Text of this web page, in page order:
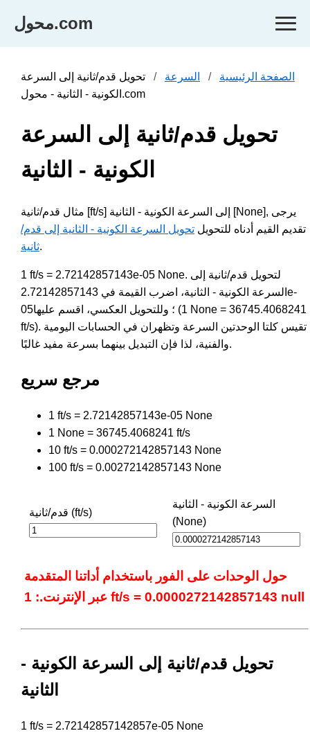
محول.com
الصفحة الرئيسية السرعة
تحويل قدم/ثانية إلى السرعة
الكونية - الثانية - محول.com
تحويل قدم/ثانية إلى السرعة
الكونية - الثانية
مثال قدم/ثانية [ft/s] إلى السرعة الكونية - الثانية [None], يرجى
تقديم القيم أدناه للتحويل تحويل السرعة الكونية - الثانية إلى قدم/
ثانية.
1 ft/s = 2.72142857143e-05 None. لتحويل قدم/ثانية إلى
السرعة الكونية - الثانية، اضرب القيمة في 2.72142857143e-
05؛ وللتحويل العكسي، اقسم عليها (1 None = 36745.4068241
ft/s). تقيس كلتا الوحدتين السرعة وتظهران في الحسابات اليومية
والفنية، لذا فإن التبديل بينهما بسرعة مفيد غالبًا.
مرجع سريع
1 ft/s = 2.72142857143e-05 None
1 None = 36745.4068241 ft/s
10 ft/s = 0.000272142857143 None
100 ft/s = 0.00272142857143 None
قدم/ثانية (ft/s)
السرعة الكونية - الثانية
(None)
حول الوحدات على الفور باستخدام أداتنا المتقدمة
عبر الإنترنت.: 1 ft/s = 0.0000272142857143 null
تحويل قدم/ثانية إلى السرعة الكونية -
الثانية
1 ft/s = 2.72142857142857e-05 None